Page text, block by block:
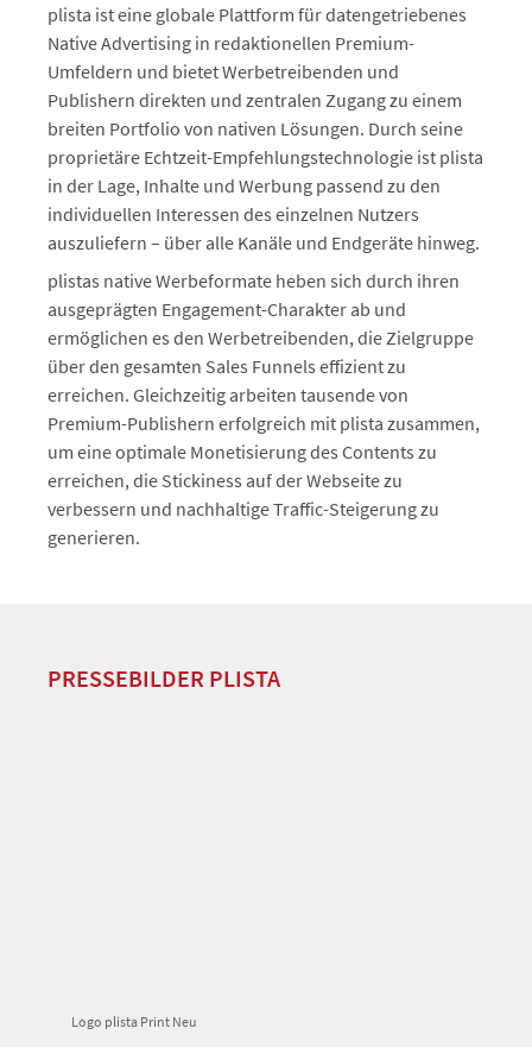
plista ist eine globale Plattform für datengetriebenes
Native Advertising in redaktionellen Premium-
Umfeldern und bietet Werbetreibenden und
Publishern direkten und zentralen Zugang zu einem
breiten Portfolio von nativen Lösungen. Durch seine
proprietäre Echtzeit-Empfehlungstechnologie ist plista
in der Lage, Inhalte und Werbung passend zu den
individuellen Interessen des einzelnen Nutzers
auszuliefern – über alle Kanäle und Endgeräte hinweg.
plistas native Werbeformate heben sich durch ihren
ausgeprägten Engagement-Charakter ab und
ermöglichen es den Werbetreibenden, die Zielgruppe
über den gesamten Sales Funnels effizient zu
erreichen. Gleichzeitig arbeiten tausende von
Premium-Publishern erfolgreich mit plista zusammen,
um eine optimale Monetisierung des Contents zu
erreichen, die Stickiness auf der Webseite zu
verbessern und nachhaltige Traffic-Steigerung zu
generieren.
PRESSEBILDER PLISTA
Logo plista Print Neu